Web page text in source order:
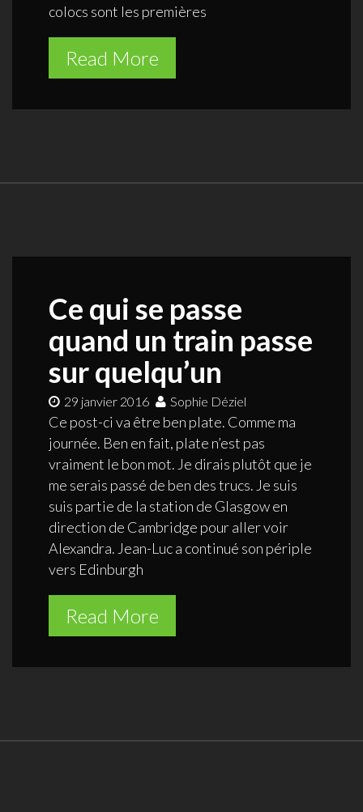
colocs sont les premières
Read More
Ce qui se passe
quand un train passe
sur quelqu’un
29 janvier 2016 Sophie Déziel
Ce post-ci va être ben plate. Comme ma
journée. Ben en fait, plate n’est pas
vraiment le bon mot. Je dirais plutôt que je
me serais passé de ben des trucs. Je suis
suis partie de la station de Glasgow en
direction de Cambridge pour aller voir
Alexandra. Jean-Luc a continué son périple
vers Edinburgh
Read More